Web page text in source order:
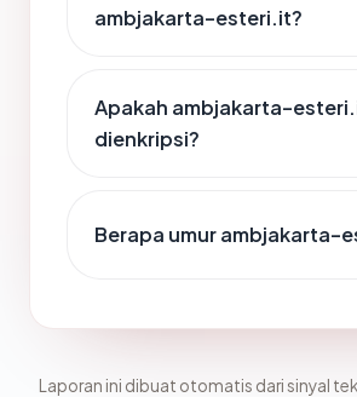
ambjakarta-esteri.it?
Apakah ambjakarta-
dienkripsi?
Berapa umur ambjakarta-
Laporan ini dibuat otomatis dari sinyal